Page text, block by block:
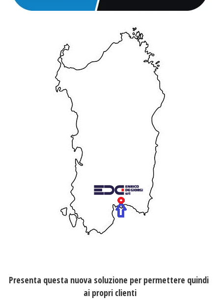
Presenta questa nuova soluzione per permettere quindi
ai propri clienti